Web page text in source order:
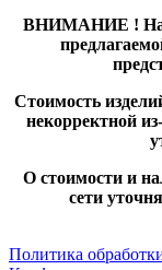
ВНИМАНИЕ ! На
Стоимость
некорректной
О стоимости и
сети
Политика